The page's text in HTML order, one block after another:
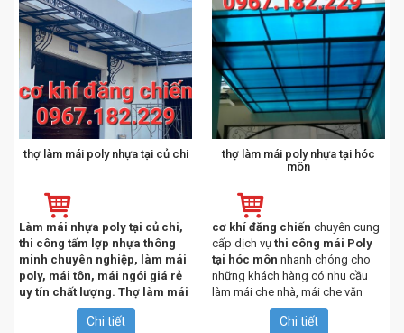
sẵn sàng phục vụ quý khách
hàng mọi lúc mọi nơi, khi có nhu
cầu sử dụngdịch vụ thi công tấm
lợp lấy sáng, thay sửa tấm lợp
poly chuyên nghiệp ở bình
chánh.
thợ làm mái poly nhựa tại củ chi
Làm mái nhựa poly tại củ chi,
thi công tấm lợp nhựa thông
minh chuyên nghiệp, làm mái
poly, mái tôn, mái ngói giá rẻ
uy tín chất lượng. Thợ làm mái
poly lành nghề, phục vụ chu
đáo. Quý khách vui lòng liên
Chi tiết
thợ làm mái poly nhựa tại hóc
môn
cơ khí đăng chiến chuyên cung
cấp dịch vụ thi công mái Poly
tại hóc môn nhanh chóng cho
những khách hàng có nhu cầu
làm mái che nhà, mái che văn
phòng, nhà xưởng,…
Chi tiết